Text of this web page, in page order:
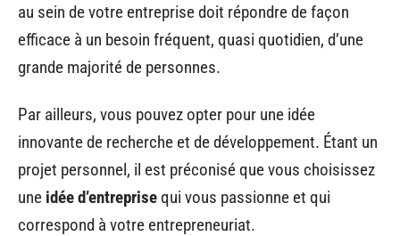
au sein de votre entreprise doit répondre de façon
efficace à un besoin fréquent, quasi quotidien, d’une
grande majorité de personnes.
Par ailleurs, vous pouvez opter pour une idée
innovante de recherche et de développement. Étant un
projet personnel, il est préconisé que vous choisissez
une idée d’entreprisequi vous passionne et qui
correspond à votre entrepreneuriat.